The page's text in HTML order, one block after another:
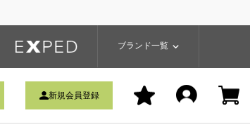
ブランド一覧
新規会員登録